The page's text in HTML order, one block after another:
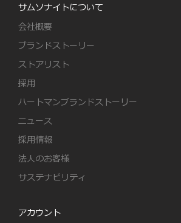
サムソナイトについて
会社概要
ブランドストーリー
ストアリスト
採用
ハートマンブランドストーリー
ニュース
採用情報
法人のお客様
サステナビリティ
アカウント